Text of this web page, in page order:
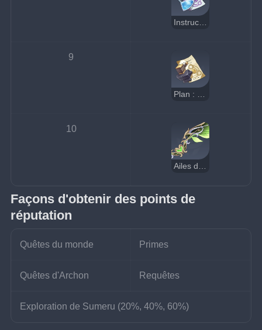
Instructions : Pierre de résonance Dendroculus
9
10
Façons d'obtenir des points de
réputation
Quêtes du monde Primes
Quêtes d'Archon Requêtes
Exploration de Sumeru (20%, 40%, 60%)